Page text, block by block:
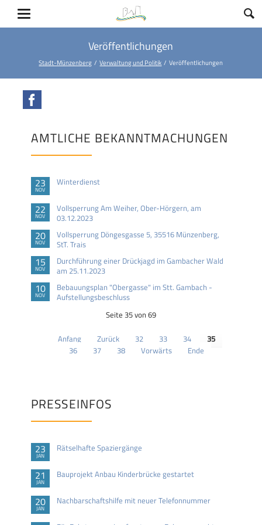
Veröffentlichungen
Stadt-Münzenberg Verwaltung und Politik Veröffentlichungen
AMTLICHE BEKANNTMACHUNGEN
23
NOV
Winterdienst
22
NOV
Vollsperrung Am Weiher, Ober-Hörgern, am
03.12.2023
20
NOV
Vollsperrung Döngesgasse 5, 35516 Münzenberg,
StT. Trais
15
NOV
Durchführung einer Drückjagd im Gambacher Wald
am 25.11.2023
10
NOV
Bebauungsplan "Obergasse" im Stt. Gambach -
Aufstellungsbeschluss
Seite 35 von 69
Anfang Zurück 32 33 34
35
36
37 38 Vorwärts Ende
PRESSEINFOS
23
JAN
Rätselhafte Spaziergänge
21
JAN
Bauprojekt Anbau Kinderbrücke gestartet
20
JAN
Nachbarschaftshilfe mit neuer Telefonnummer